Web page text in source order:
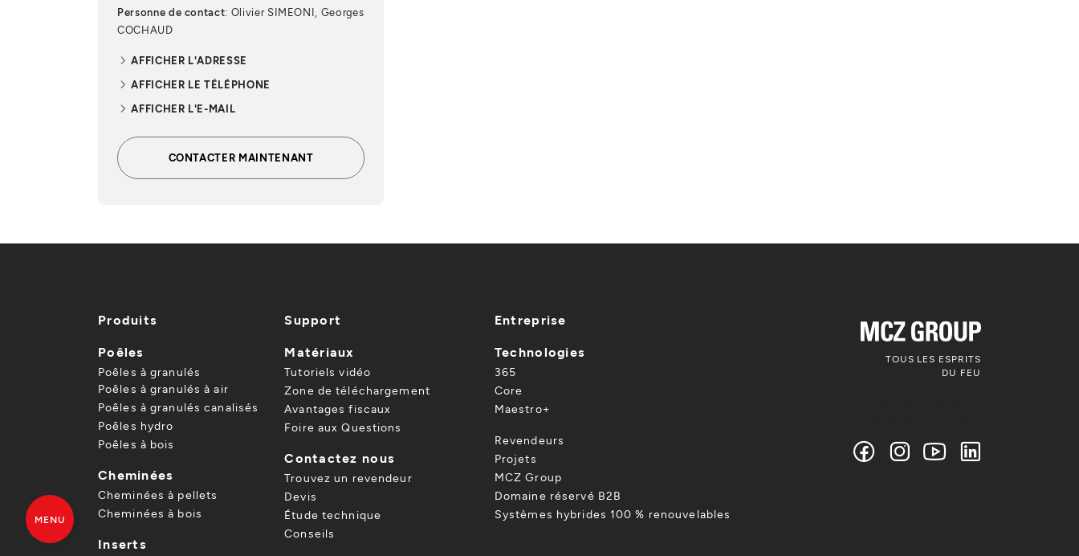
Personne de contact: Olivier SIMEONI, Georges
COCHAUD
AFFICHER L'ADRESSE
AFFICHER LE TÉLÉPHONE
AFFICHER L'E-MAIL
CONTACTER MAINTENANT
Produits
Poêles
Poêles à granulés
Poêles à granulés à air
Poêles à granulés canalisés
Poêles hydro
Poêles à bois
Cheminées
Cheminées à pellets
Cheminées à bois
Inserts
Support
Matériaux
Tutoriels vidéo
Zone de téléchargement
Avantages fiscaux
Foire aux Questions
Contactez nous
Trouvez un revendeur
Devis
Étude technique
Conseils
Entreprise
Technologies
365
Core
Maestro+
Revendeurs
Projets
MCZ Group
Domaine réservé B2B
Systèmes hybrides 100 % renouvelables
TOUS LES ESPRITS
DU FEU
MENU